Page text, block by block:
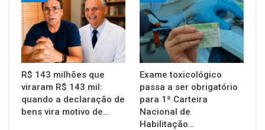
R$ 143 milhões que
viraram R$ 143 mil:
quando a declaração de
bens vira motivo de…
Exame toxicológico
passa a ser obrigatório
para 1ª Carteira
Nacional de
Habilitação…